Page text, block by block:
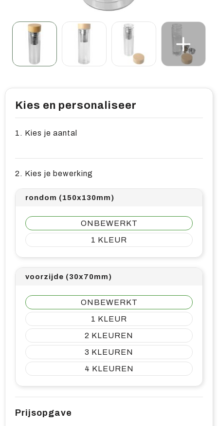
Kies en personaliseer
1. Kies je aantal
2. Kies je bewerking
rondom (150x130mm)
ONBEWERKT
1
voorzijde (30x70mm)
ONBEWERKT
1
2
3
4
Prijsopgave